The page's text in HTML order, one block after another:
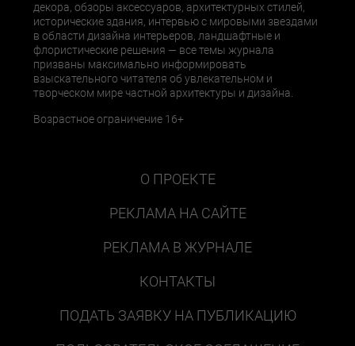
декора, обзоры аксессуаров, архитектурных стилей,
исторические здания, интервью с мировыми звездами
в области дизайна интерьеров, ландшафтные и
флористические решения — все темы журнала
призваны максимально информировать
взыскательного читателя об увлекательном и
творческом мире частной архитектуры и дизайна.
Возрастное ограничение 16+
О ПРОЕКТЕ
РЕКЛАМА НА САЙТЕ
РЕКЛАМА В ЖУРНАЛЕ
КОНТАКТЫ
ПОДАТЬ ЗАЯВКУ НА ПУБЛИКАЦИЮ